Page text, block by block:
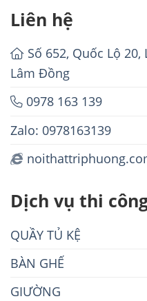
Liên hệ
Số 652, Quốc Lộ
Lâm Đồng
0978 163 139
Zalo: 0978163139
Dịch vụ thi
QUẦY TỦ KỆ
BÀN GHẾ
GIƯỜNG